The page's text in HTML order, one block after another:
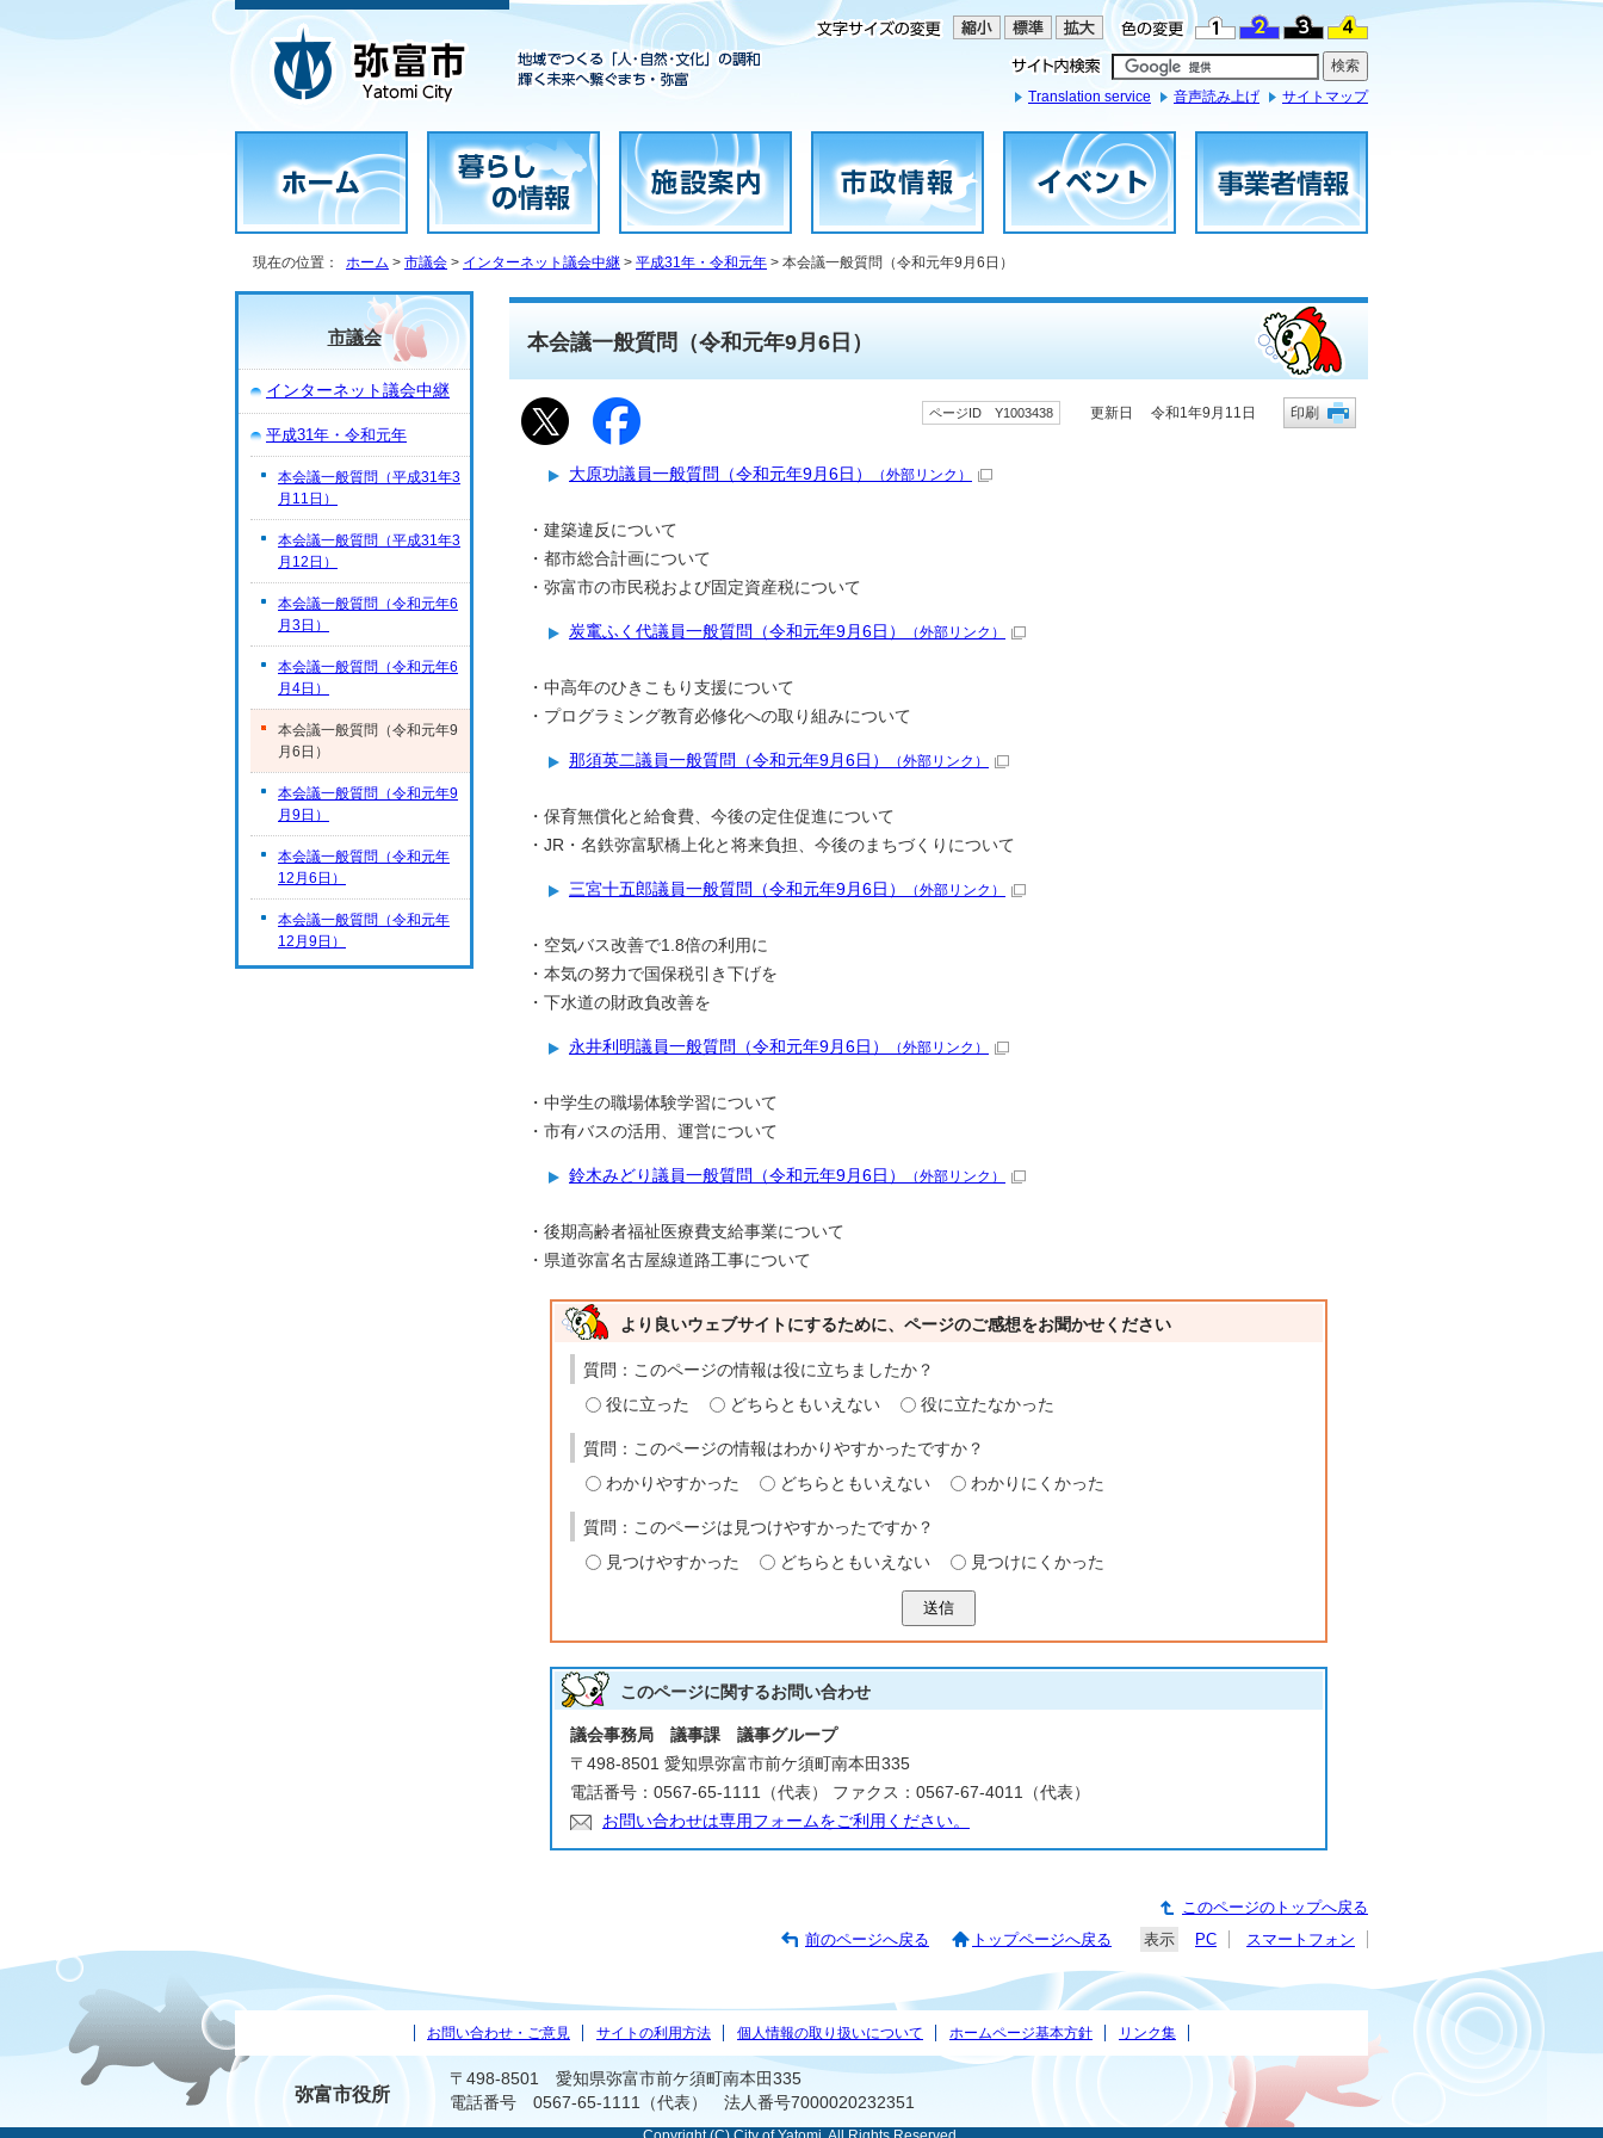
Translation service 音声読み上げ サイトマップ
現在の位置： ホーム > 市議会 > インターネット議会中継 > 平成31年・令和元年 > 本会議一般質問（令和元年9月6日）
本会議一般質問（令和元年9月6日）
ページID Y1003438 更新日 令和1年9月11日 印刷
大原功議員一般質問（令和元年9月6日） （外部リンク）
・建築違反について
・都市総合計画について
・弥富市の市民税および固定資産税について
炭竃ふく代議員一般質問（令和元年9月6日） （外部リンク）
・中高年のひきこもり支援について
・プログラミング教育必修化への取り組みについて
那須英二議員一般質問（令和元年9月6日） （外部リンク）
・保育無償化と給食費、今後の定住促進について
・JR・名鉄弥富駅橋上化と将来負担、今後のまちづくりについて
三宮十五郎議員一般質問（令和元年9月6日） （外部リンク）
・空気バス改善で1.8倍の利用に
・本気の努力で国保税引き下げを
・下水道の財政負改善を
永井利明議員一般質問（令和元年9月6日） （外部リンク）
・中学生の職場体験学習について
・市有バスの活用、運営について
鈴木みどり議員一般質問（令和元年9月6日） （外部リンク）
・後期高齢者福祉医療費支給事業について
・県道弥富名古屋線道路工事について
より良いウェブサイトにするために、ページのご感想をお聞かせください
質問：このページの情報は役に立ちましたか？
役に立った
どちらともいえない 役に立たなかった
質問：このページの情報はわかりやすかったですか？
わかりやすかった
どちらともいえない わかりにくかった
質問：このページは見つけやすかったですか？
見つけやすかった
どちらともいえない 見つけにくかった
送信
このページに関するお問い合わせ
議会事務局 議事課 議事グループ
〒498-8501 愛知県弥富市前ケ須町南本田335
電話番号：0567-65-1111（代表） ファクス：0567-67-4011（代表）
お問い合わせは専用フォームをご利用ください。
市議会
インターネット議会中継
平成31年・令和元年
本会議一般質問（平成31年3
月11日）
本会議一般質問（平成31年3
月12日）
本会議一般質問（令和元年6
月3日）
本会議一般質問（令和元年6
月4日）
本会議一般質問（令和元年9
月6日）
本会議一般質問（令和元年9
月9日）
本会議一般質問（令和元年
12月6日）
本会議一般質問（令和元年
12月9日）
このページのトップへ戻る
前のページへ戻る
トップページへ戻る 表示 PC スマートフォン
お問い合わせ・ご意見 サイトの利用方法 個人情報の取り扱いについて ホームページ基本方針 リンク集
弥富市役所
〒498-8501 愛知県弥富市前ケ須町南本田335
電話番号 0567-65-1111（代表） 法人番号7000020232351